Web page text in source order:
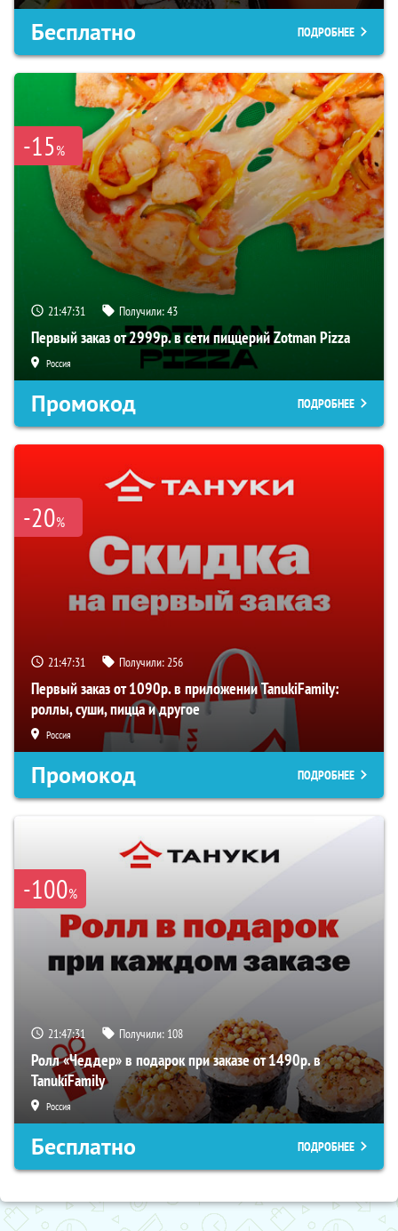
Бесплатно ПОДРОБНЕЕ
-15%
21:47:30 Получили:43
Первый заказ от 2999р. в сети пиццерий Zotman Pizza
Россия
Промокод ПОДРОБНЕЕ
-20%
21:47:30 Получили:256
Первый заказ от 1090р. в приложении TanukiFamily:
роллы, суши, пицца и другое
Россия
Промокод ПОДРОБНЕЕ
-100%
21:47:30 Получили: 108
Ролл «Чеддер» в подарок при заказе от 1490р. в
TanukiFamily
Россия
Бесплатно ПОДРОБНЕЕ